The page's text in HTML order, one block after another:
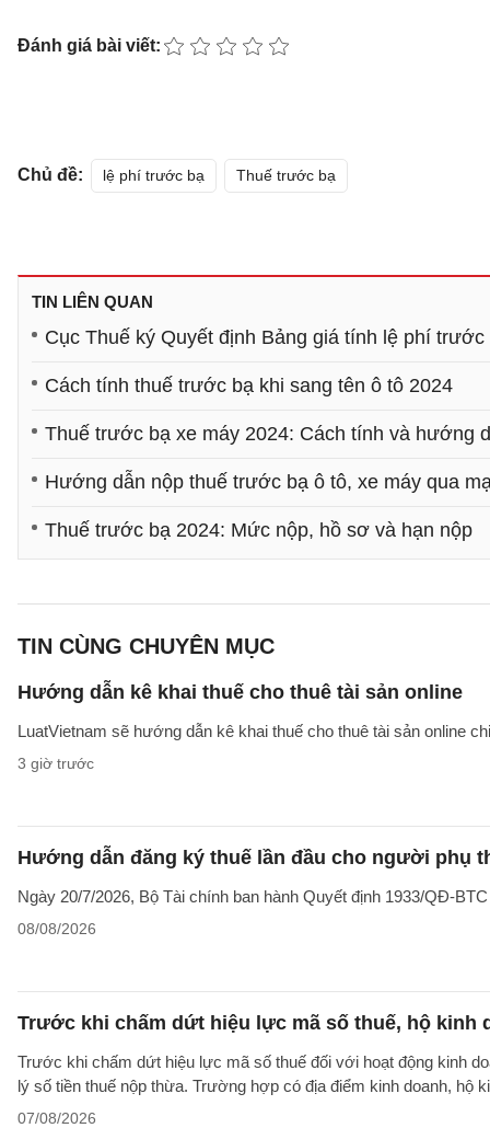
Đánh giá bài viết:
Chủ đề: lệ phí trước bạ Thuế trước bạ
TIN LIÊN QUAN
Cục Thuế ký Quyết định Bảng giá tính lệ phí
Cách tính thuế trước bạ khi sang tên ô tô 2024
Thuế trước bạ xe máy 2024: Cách tính và hướng
Hướng dẫn nộp thuế trước bạ ô tô, xe máy qua
Thuế trước bạ 2024: Mức nộp, hồ sơ và hạn nộp
TIN CÙNG CHUYÊN MỤC
Hướng dẫn kê khai thuế cho thuê tài sản online
LuatVietnam sẽ hướng dẫn kê khai thuế cho thuê tài sản online
3 giờ trước
Hướng dẫn đăng ký thuế lần đầu cho người phụ
Ngày 20/7/2026, Bộ Tài chính ban hành Quyết định 1933/QĐ-
08/08/2026
Trước khi chấm dứt hiệu lực mã số thuế, hộ kinh
Trước khi chấm dứt hiệu lực mã số thuế đối với hoạt động kinh
lý số tiền thuế nộp thừa. Trường hợp có địa điểm kinh doanh, hộ
07/08/2026